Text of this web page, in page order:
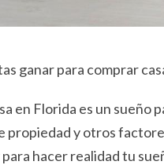
ganar para comprar
en Florida es un sueño
propiedad y otros
hacer realidad tu